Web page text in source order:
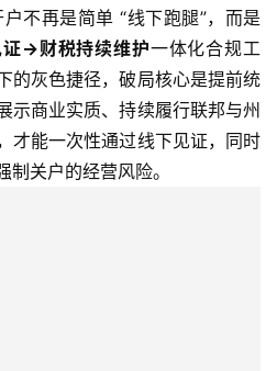
不再是简单 “线下跑腿”，而是
→财税持续维护一体化合规工
的灰色捷径，破局核心是提前统
示商业实质、持续履行联邦与州
才能一次性通过线下见证，同时
关户的经营风险。